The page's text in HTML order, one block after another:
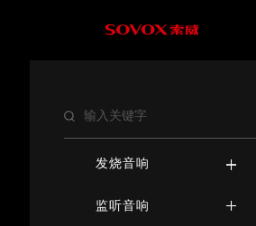
发烧音响
监听音响